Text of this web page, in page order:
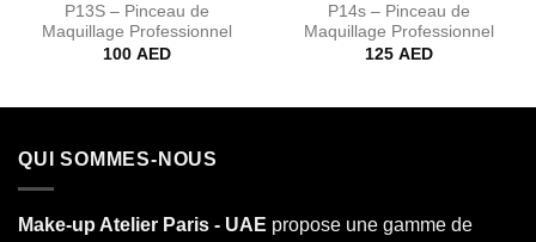
P13S – Pinceau de
Maquillage Professionnel
100 AED
P14s – Pinceau de
Maquillage Professionnel
125 AED
QUI SOMMES-NOUS
Make-up Atelier Paris - UAE propose une gamme de